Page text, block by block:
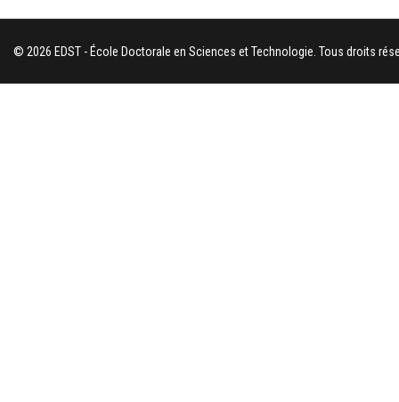
© 2026 EDST - École Doctorale en Sciences et Technologie. Tous droits